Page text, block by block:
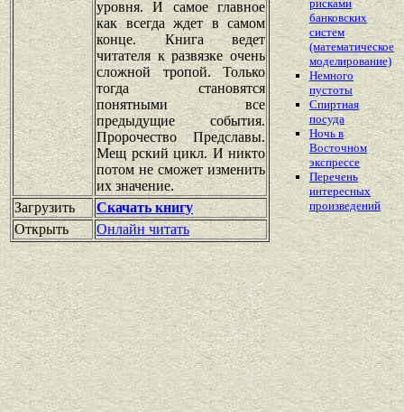
уровня. И самое главное
как всегда ждет в самом
конце. Книга ведет
читателя к развязке очень
сложной тропой. Только
тогда становятся
понятными все
предыдущие события.
Пророчество Предславы.
Мещ рский цикл. И никто
потом не сможет изменить
их значение.
Загрузить
Скачать книгу
Открыть
Онлайн читать
рисками
банковских
систем
(математическое
моделирование)
Немного
пустоты
Спиртная
посуда
Ночь в
Восточном
экспрессе
Перечень
интересных
произведений